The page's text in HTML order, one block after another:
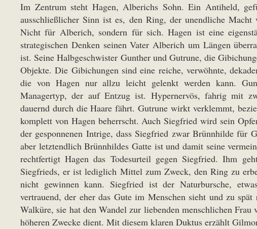
Im Zentrum steht Hagen, Alberichs Sohn. Ein Antiheld,
ausschließlicher Sinn ist es, den Ring, der unendliche
Nicht für Alberich, sondern für sich. Hagen ist eine
strategischen Denken seinen Vater Alberich um Längen
ist. Seine Halbgeschwister Gunther und Gutrune, die
Objekte. Die Gibichungen sind eine reiche, verwöhnte,
die von Hagen nur allzu leicht gelenkt werden kann.
Managertyp, der auf Entzug ist. Hypernervös, fahrig mit
dauernd durch die Haare fährt. Gutrune wirkt verklemmt,
komplett von Hagen beherrscht. Auch Siegfried wird sein
der gesponnenen Intrige, dass Siegfried zwar Brünnhilde für
aber letztendlich Brünnhildes Gatte ist und damit seine
rechtfertigt Hagen das Todesurteil gegen Siegfried. Ihm
Siegfrieds, er ist lediglich Mittel zum Zweck, den Ring zu
nicht gewinnen kann. Siegfried ist der Naturbursche,
vertrauend, der eher das Gute im Menschen sieht und zu
Walküre, sie hat den Wandel zur liebenden menschlichen
höheren Zwecke dient. Mit diesem klaren Duktus erzählt